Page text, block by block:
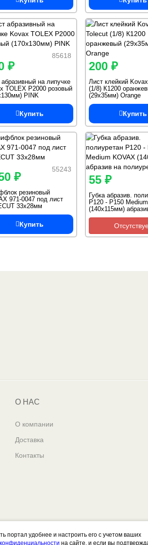
85618
₽
на липучке
TOLEХ P2000 розовый
PINK
Купить
200 ₽
Лист клейкий
(1/8) К1200
(29х35мм) Orange
Купить
55243
₽
резиновый
971-0047 под лист
33х28мм
Купить
55 ₽
Губка абразив.
Р120 - P150
(140х115мм)
полиуретане
О НАС
О компании
Доставка
Контакты
портал удобнее и настроить его с учетом ваших
на сайте, и если вы